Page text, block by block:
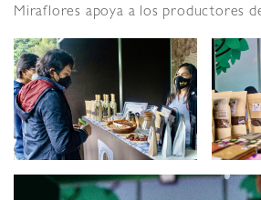
Miraflores apoya a los productores